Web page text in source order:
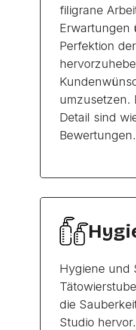
filigrane
Erwartungen
Perfektion
umzusetzen.
Detail sind
Bewertungen.
Hygiene und
die
Studio